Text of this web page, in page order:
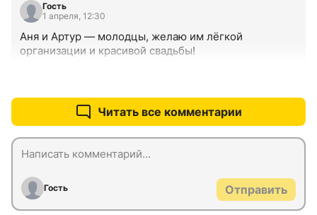
Гость
1 апреля, 12:30
Аня и Артур — молодцы, желаю им лёгкой
организации и красивой свадьбы!
Читать все комментарии
Гость Отправить